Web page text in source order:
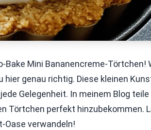
Mini Bananencreme-Törtchen!
genau richtig. Diese kleinen
Gelegenheit. In meinem Blog
Törtchen perfekt hinzubekommen.
Oase verwandeln!